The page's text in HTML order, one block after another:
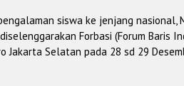
siswa ke jenjang nasional,
Forbasi (Forum Baris
Jakarta Selatan pada 28 sd 29